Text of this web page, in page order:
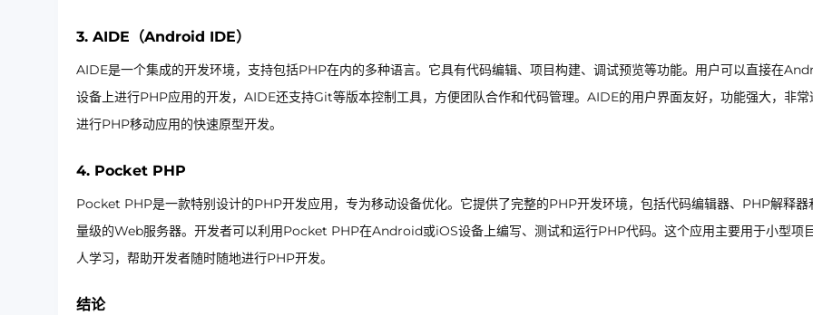
3. AIDE（Android IDE）
AIDE是一个集成的开发环境，支持包括PHP在内的多种语言。它具有代码编辑、项目构建、调试预览等功能。用户可以直接在
设备上进行PHP应用的开发，AIDE还支持Git等版本控制工具，方便团队合作和代码管理。AIDE的用户界面友好，功能强大，非常
进行PHP移动应用的快速原型开发。
4. Pocket PHP
Pocket PHP是一款特别设计的PHP开发应用，专为移动设备优化。它提供了完整的PHP开发环境，包括代码编辑器、PHP解释器
量级的Web服务器。开发者可以利用Pocket PHP在Android或iOS设备上编写、测试和运行PHP代码。这个应用主要用于小型项
人学习，帮助开发者随时随地进行PHP开发。
结论